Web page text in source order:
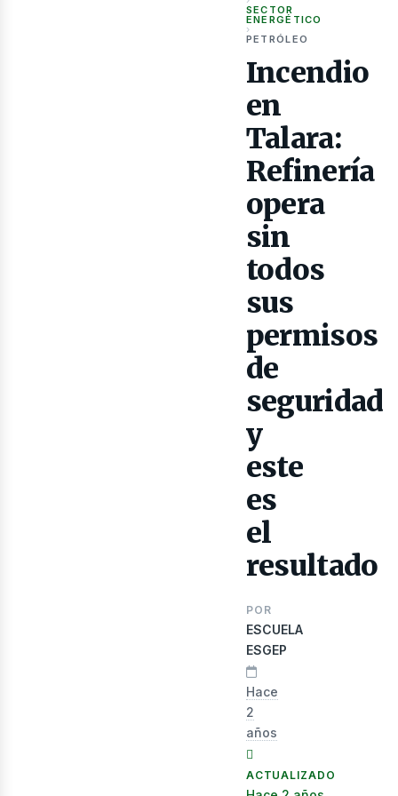
SECTOR
ENERGÉTICO
›
PETRÓLEO
Incendio
en
Talara:
Refinería
opera
sin
todos
sus
permisos
de
seguridad
y
este
es
el
resultado
POR
ESCUELA
ESGEP
Hace
2
años
ACTUALIZADO